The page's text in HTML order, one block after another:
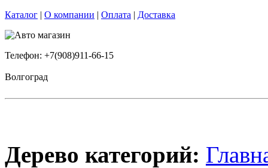
Каталог | О компании | Оплата | Доставка
Телефон: +7(908)911-66-15
Волгоград
Дерево категорий: